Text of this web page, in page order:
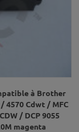
à Brother
4570 Cdwt / MFC
/ DCP 9055
magenta